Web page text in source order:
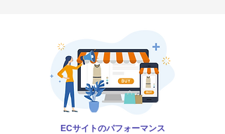
ECサイトのパフォーマンス